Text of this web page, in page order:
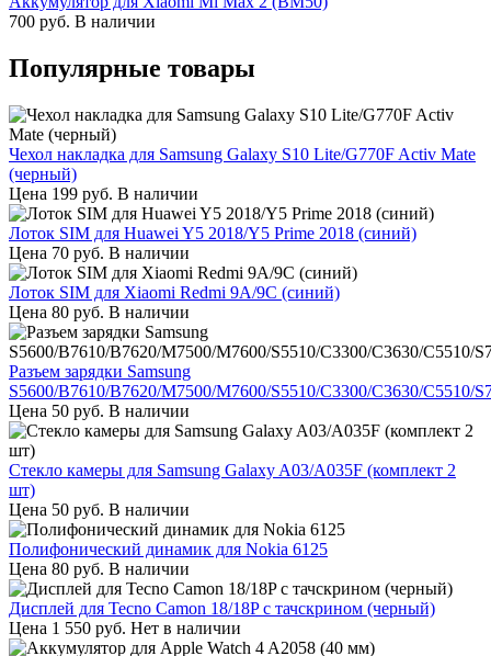
700 руб. В наличии
Популярные товары
Чехол накладка для Samsung Galaxy S10 Lite/G770F Activ Mate
(черный)
Цена 199 руб. В наличии
Лоток SIM для Huawei Y5 2018/Y5 Prime 2018 (синий)
Цена 70 руб. В наличии
Лоток SIM для Xiaomi Redmi 9A/9C (синий)
Цена 80 руб. В наличии
Разъем зарядки Samsung
S5600/B7610/B7620/M7500/M7600/S5510/C3300/C3630/C5510/
Цена 50 руб. В наличии
Стекло камеры для Samsung Galaxy A03/A035F (комплект 2
шт)
Цена 50 руб. В наличии
Полифонический динамик для Nokia 6125
Цена 80 руб. В наличии
Дисплей для Tecno Camon 18/18P с тачскрином (черный)
Цена 1 550 руб. Нет в наличии